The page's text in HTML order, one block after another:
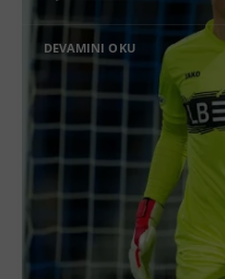
DEVAMINI OKU